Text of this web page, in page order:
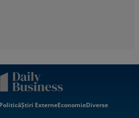
Știri ExterneEconomieDiverse